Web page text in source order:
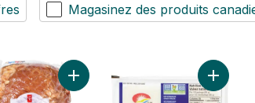
Magasinez des produits
De Naan Traditionnel au panier
Ajouter Jambon traditionnel Foret-
Ajouter